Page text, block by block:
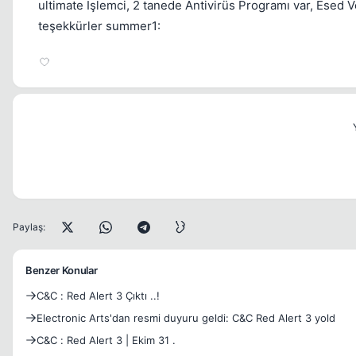
ultimate İşlemci, 2 tanede Antivirüs Programı var, Esed
teşekkürler summer1:
Paylaş:
Benzer Konular
C&C : Red Alert 3 Çıktı ..!
Electronic Arts'dan resmi duyuru geldi: C&C Red Alert 3 yold
C&C : Red Alert 3 | Ekim 31 .